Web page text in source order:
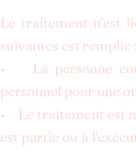
Le traitement n'est
suivantes est remplie :
• La personne
personnel pour une
• Le traitement est
est partie ou à